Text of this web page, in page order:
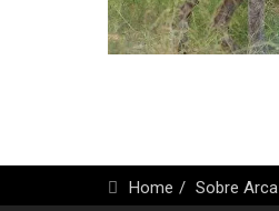
Home Sobre Arca